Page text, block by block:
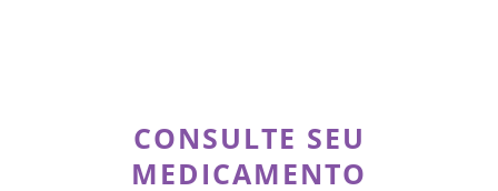
CONSULTE SEU
MEDICAMENTO